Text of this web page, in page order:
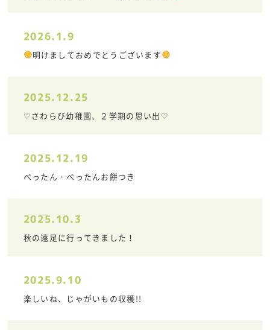
2026.1.9
明けましておめでとうございます
2025.12.25
♡さわらび幼稚園、２学期の思い出♡
2025.12.19
ぺったん・ぺったんお餅つき
2025.10.3
秋の遠足に行ってきました！
2025.9.10
楽しいね、じゃがいもの収穫!!